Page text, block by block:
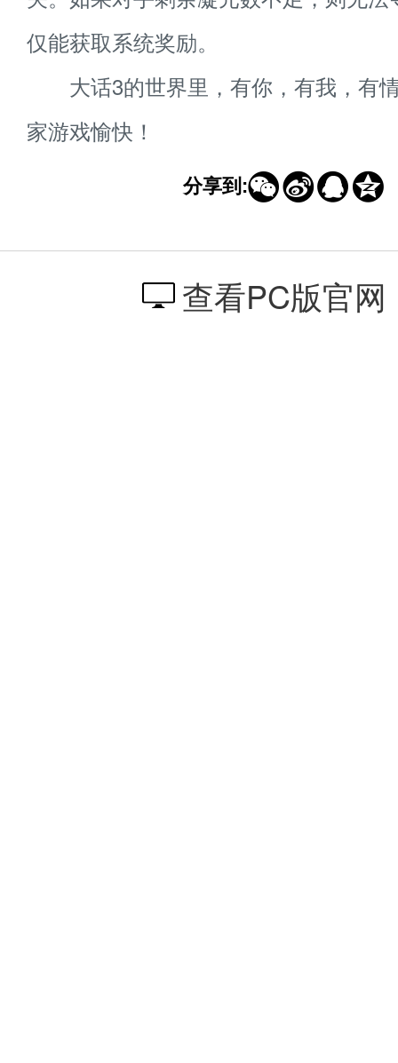
仅能获取系统奖励。
大话3的世界里，有你，有我，有
家游戏愉快！
分享到:
查看PC版官网